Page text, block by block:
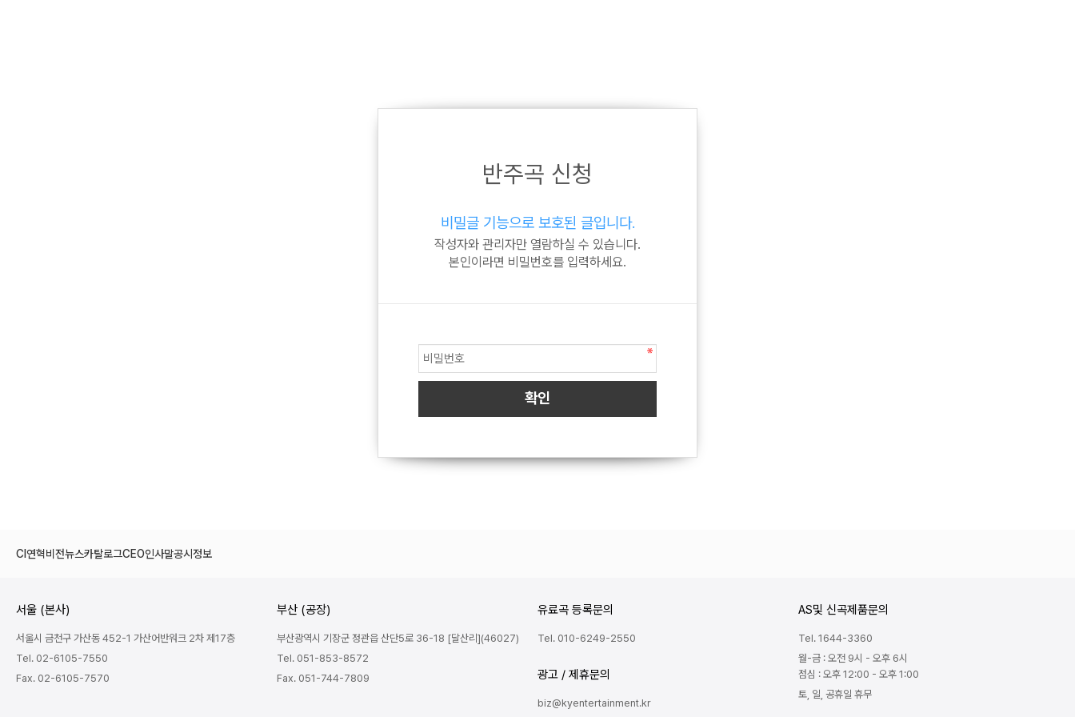
반주곡 신청
비밀글 기능으로 보호된 글입니다.
작성자와 관리자만 열람하실 수 있습니다.
본인이라면 비밀번호를 입력하세요.
CI연혁비전뉴스카탈로그CEO인사말공시정보
서울 (본사)
서울시 금천구 가산동 452-1 가산어반워크 2차 제17층
Tel. 02-6105-7550
Fax. 02-6105-7570
부산 (공장)
부산광역시 기장군 정관읍 산단5로 36-18 [달산리](46027)
Tel. 051-853-8572
Fax. 051-744-7809
유료곡 등록문의
Tel. 010-6249-2550
광고 / 제휴문의
biz@kyentertainment.kr
AS및 신곡제품문의
Tel. 1644-3360
월-금 : 오전 9시 - 오후 6시
점심 : 오후 12:00 - 오후 1:00
토, 일, 공휴일 휴무